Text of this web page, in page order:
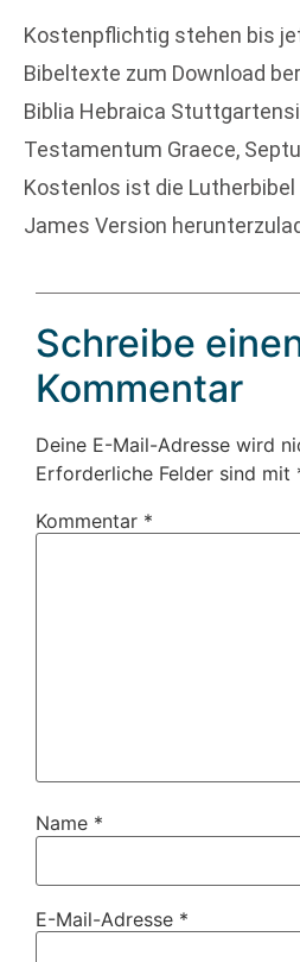
Kostenpflichtig stehen bis
Bibeltexte zum Download
Biblia Hebraica
Testamentum Graece,
Kostenlos ist die Lutherbibel
James Version
Schreibe
Kommentar
Deine E-Mail-Adresse wird
Erforderliche Felder sind mit
Kommentar *
Name *
E-Mail-Adresse *